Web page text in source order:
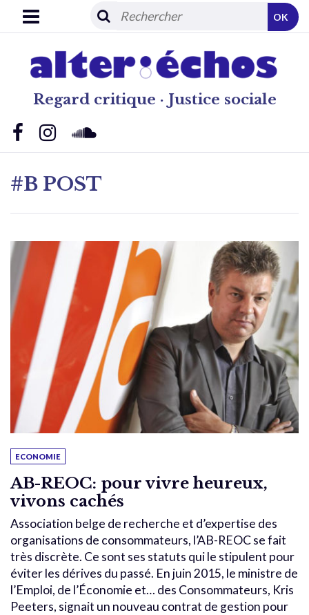
Regard critique · Justice sociale
OK
#B POST
ECONOMIE
AB-REOC: pour vivre heureux,
vivons cachés
Association belge de recherche et d’expertise des
organisations de consommateurs, l’AB-REOC se fait
très discrète. Ce sont ses statuts qui le stipulent pour
éviter les dérives du passé. En juin 2015, le ministre de
l’Emploi, de l’Économie et… des Consommateurs, Kris
Peeters, signait un nouveau contrat de gestion pour